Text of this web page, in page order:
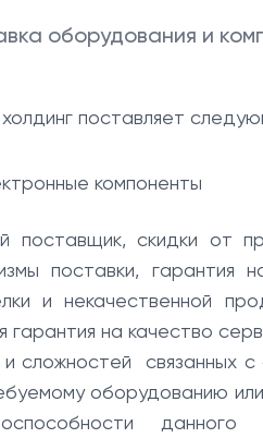
оборудования и
поставляет
компоненты
поставщик, скидки от
поставки, гарантия
и некачественной
гарантия на качество
сложностей связанных с
оборудованию